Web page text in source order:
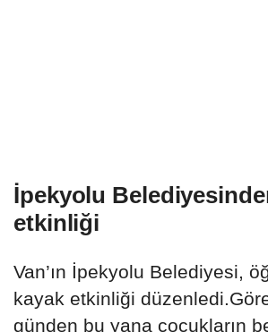
İpekyolu
etkinliği
Van’ın İpekyolu Belediyesi,
kayak etkinliği
günden bu yana çocukların